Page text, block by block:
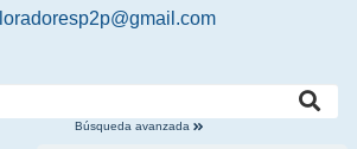
Búsqueda avanzada